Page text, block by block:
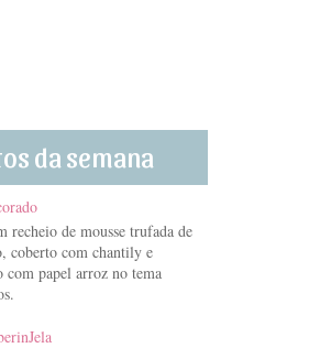
da semana
recheio de mousse trufada de
coberto com chantily e
com papel arroz no tema